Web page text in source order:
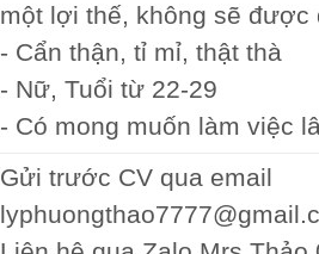
một lợi thế, không sẽ được
- Cẩn thận, tỉ mỉ, thật thà
- Nữ, Tuổi từ 22-29
- Có mong muốn làm việc
Gửi trước CV qua email